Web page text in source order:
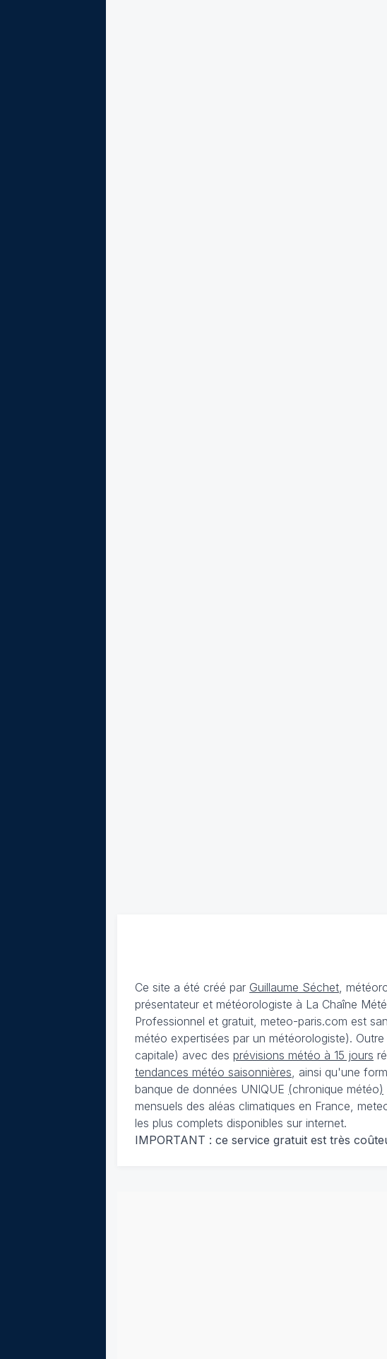
Ce site a été créé par Guillaume Séchet ,
présentateur et météorologiste à La Chaîne
Professionnel et gratuit, meteo-paris.com est
météo expertisées par un météorologiste).
capitale) avec des prévisions météo à 15 jours
tendances météo saisonnières , ainsi qu'une
banque de données UNIQUE (chronique météo)
mensuels des aléas climatiques en France,
les plus complets disponibles sur internet.
IMPORTANT : ce service gratuit est très